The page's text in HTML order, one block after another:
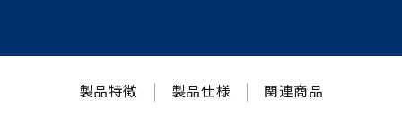
製品特徴 製品仕様 関連商品